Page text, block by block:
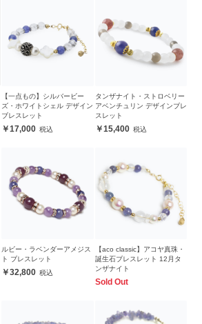
【一点もの】シルバービー
ズ・ホワイトシェル デザイン
ブレスレット
17,000
タンザナイト・ストロベリー
アベンチュリン デザインブレ
スレット
15,400
ルビー・ラベンダーアメジス
ト ブレスレット
32,800
【aco classic】アコヤ真珠・
誕生石ブレスレット 12月タ
ンザナイト
Sold Out